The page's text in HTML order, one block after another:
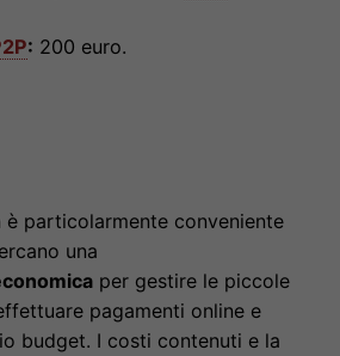
: 200 euro.
è particolarmente conveniente
una
per gestire le piccole
pagamenti online e
budget. I costi contenuti e la